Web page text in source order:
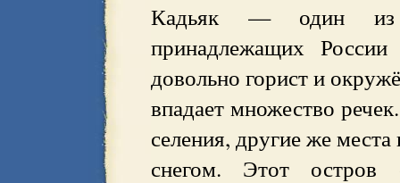
Кадьяк — один из
принадлежащих
довольно горист и
впадает множество
селения, другие же
снегом. Этот остров